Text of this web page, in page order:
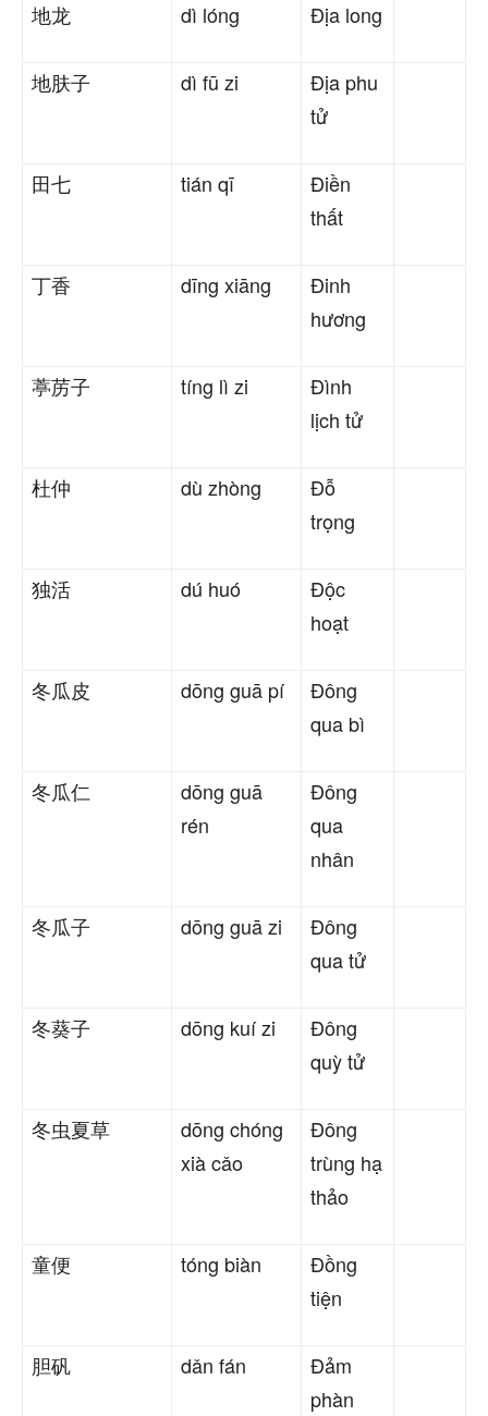
地龙 dì lóng Địa long
地肤子 dì fū zi
Địa phu
tử
田七 tián qī
Điền
thất
丁香 dīng xiāng
Đinh
hương
葶苈子 tíng lì zi
Đình
lịch tử
杜仲 dù zhòng
Đỗ
trọng
独活 dú huó
Độc
hoạt
冬瓜皮 dōng guā pí
Đông
qua bì
冬瓜仁
dōng guā
rén
Đông
qua
nhân
冬瓜子 dōng guā zi
Đông
qua tử
冬葵子 dōng kuí zi
Đông
quỳ tử
冬虫夏草
dōng chóng
xià cǎo
Đông
trùng hạ
thảo
童便 tóng biàn
Đồng
tiện
胆矾 dǎn fán
Đảm
phàn